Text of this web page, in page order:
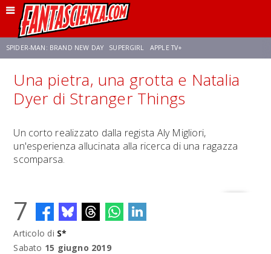
SPIDER-MAN: BRAND NEW DAY SUPERGIRL APPLE TV+
FRANCO RICCIARDIELLO ZENDAYA STAR TREK AVENGERS: DOOMSDAY
Una pietra, una grotta e Natalia
Dyer di Stranger Things
Un corto realizzato dalla regista Aly Migliori,
un'esperienza allucinata alla ricerca di una ragazza
scomparsa.
7
Articolo di S*
Sabato 15 giugno 2019